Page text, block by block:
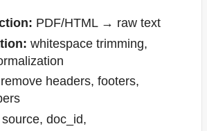
PDF/HTML → raw text
whitespace trimming,
remove headers, footers,
source, doc_id,